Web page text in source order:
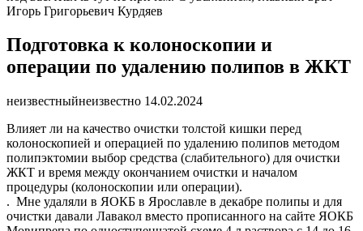
Игорь Григорьевич Курдяев
Подготовка к колоноскопии и
операции по удалению полипов в ЖКТ
неизвестныйнеизвестно 14.02.2024
Влияет ли на качество очистки толстой кишки перед
колоноскопией и операцией по удалению полипов методом
полипэктомии выбор средства (слабительного) для очистки
ЖКТ и время между окончанием очистки и началом
процедуры (колоноскопии или операции).
. Мне удаляли в ЯОКБ в Ярославле в декабре полипы и для
очистки давали Лавакол вместо прописанного на сайте ЯОКБ